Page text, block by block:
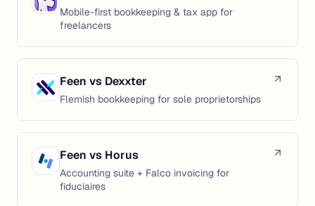
Mobile-first bookkeeping & tax app for
freelancers
Feen vs Dexxter
Flemish bookkeeping for sole proprietorships
Feen vs Horus
Accounting suite + Falco invoicing for
fiduciaires